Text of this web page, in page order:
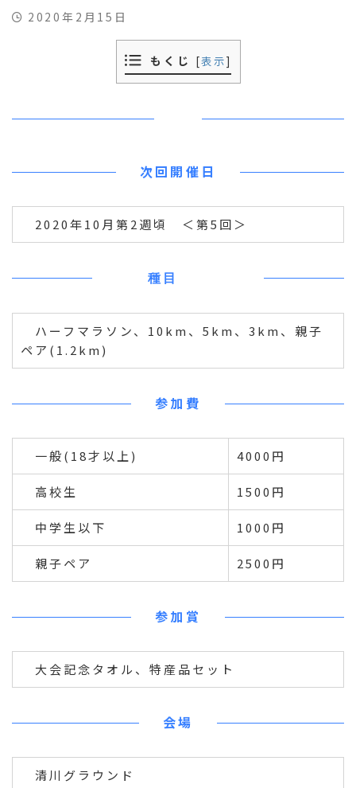
2020年2月15日
もくじ [表示]
次回開催日
2020年10月第2週頃 ＜第5回＞
種目
ハーフマラソン、10km、5km、3km、親子
ペア(1.2km)
参加費
一般(18才以上) 4000円
高校生 1500円
中学生以下 1000円
親子ペア 2500円
参加賞
大会記念タオル、特産品セット
会場
清川グラウンド